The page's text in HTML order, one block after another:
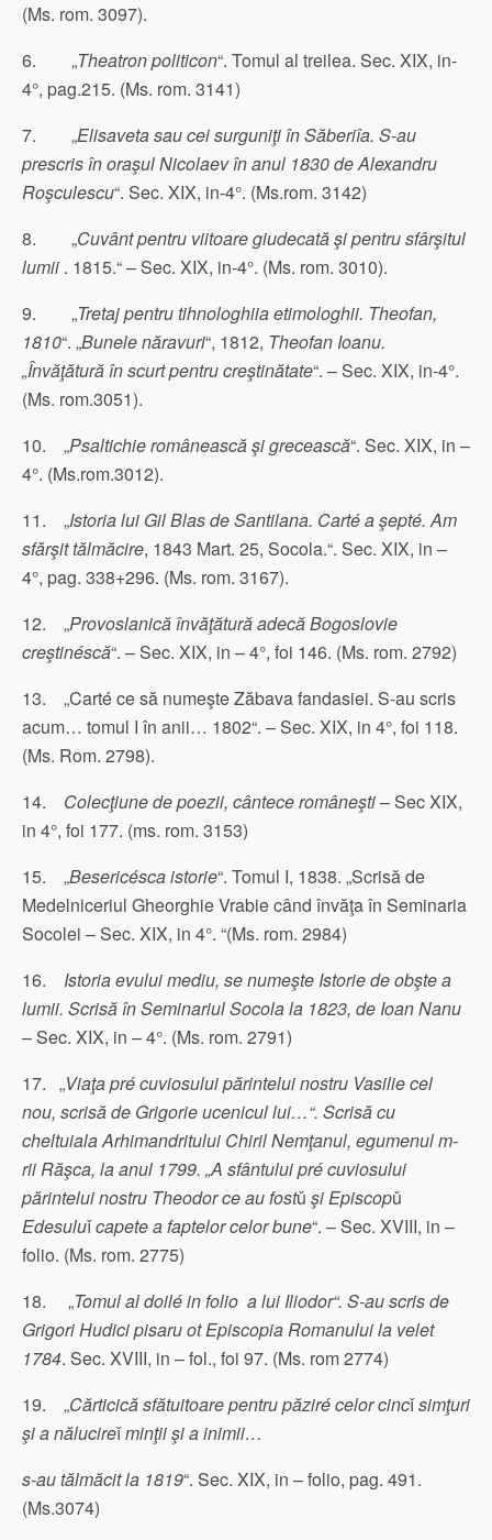
(Ms. rom. 3097).
6. „Theatron politicon“. Tomul al treilea. Sec. XIX, in-
4°, pag.215. (Ms. rom. 3141)
7. „Elisaveta sau cei surguniţi în Săberiîa. S-au
prescris în oraşul Nicolaev în anul 1830 de Alexandru
Roşculescu“. Sec. XIX, in-4°. (Ms.rom. 3142)
8. „Cuvânt pentru viitoare giudecată şi pentru sfârşitul
lumii . 1815.“ – Sec. XIX, in-4°. (Ms. rom. 3010).
9. „Tretaj pentru tihnologhiia etimologhii. Theofan,
1810“. „Bunele năravuri“, 1812, Theofan Ioanu.
„Învăţătură în scurt pentru creştinătate“. – Sec. XIX, in-4°.
(Ms. rom.3051).
10. „Psaltichie românească şi grecească“. Sec. XIX, in –
4°. (Ms.rom.3012).
11. „Istoria lui Gil Blas de Santilana. Carté a şepté. Am
sfărşit tălmăcire, 1843 Mart. 25, Socola.“. Sec. XIX, in –
4°, pag. 338+296. (Ms. rom. 3167).
12. „Provoslanică învăţătură adecă Bogoslovie
creştinéscă“. – Sec. XIX, in – 4°, foi 146. (Ms. rom. 2792)
13. „Carté ce să numeşte Zăbava fandasiei. S-au scris
acum… tomul I în anii… 1802“. – Sec. XIX, in 4°, foi 118.
(Ms. Rom. 2798).
14. Colecţiune de poezii, cântece româneşti– Sec XIX,
in 4°, foi 177. (ms. rom. 3153)
15. „Besericésca istorie“. Tomul I, 1838. „Scrisă de
Medelniceriul Gheorghie Vrabie când învăţa în Seminaria
Socolei – Sec. XIX, in 4°. “(Ms. rom. 2984)
16. Istoria evului mediu, se numeşte Istorie de obşte a
lumii. Scrisă în Seminariul Socola la 1823, de Ioan Nanu
– Sec. XIX, in – 4°. (Ms. rom. 2791)
17. „Viaţa pré cuviosului părintelui nostru Vasilie cel
nou, scrisă de Grigorie ucenicul lui…“. Scrisă cu
cheltuiala Arhimandritului Chiril Nemţanul, egumenul m-
rii Răşca, la anul 1799. „A sfântului pré cuviosului
părintelui nostru Theodor ce au fostǔ şi Episcopǔ
Edesuluǐcapete a faptelor celor bune“. – Sec. XVIII, in –
folio. (Ms. rom. 2775)
18. „Tomul al doilé in folio a lui Iliodor“. S-au scris de
Grigori Hudici pisaru ot Episcopia Romanului la velet
1784. Sec. XVIII, in – fol., foi 97. (Ms. rom 2774)
19. „Cărticică sfătuitoare pentru păziré celor cincǐsimţuri
şi a nălucireǐminţii şi a inimii…
s-au tălmăcit la 1819“. Sec. XIX, in – folio, pag. 491.
(Ms.3074)